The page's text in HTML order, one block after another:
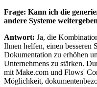
Frage: Kann ich die
andere Systeme
Antwort: Ja, die
Ihnen helfen, einen besseren
Dokumentation zu erhöhen
Unternehmens zu stärken.
mit Make.com und Flows'
Möglichkeit,